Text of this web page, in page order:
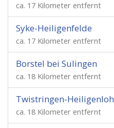
ca. 17 Kilometer entfernt
Syke-Heiligenfelde
ca. 17 Kilometer entfernt
Borstel bei Sulingen
ca. 18 Kilometer entfernt
Twistringen-Heiligenloh
ca. 18 Kilometer entfernt